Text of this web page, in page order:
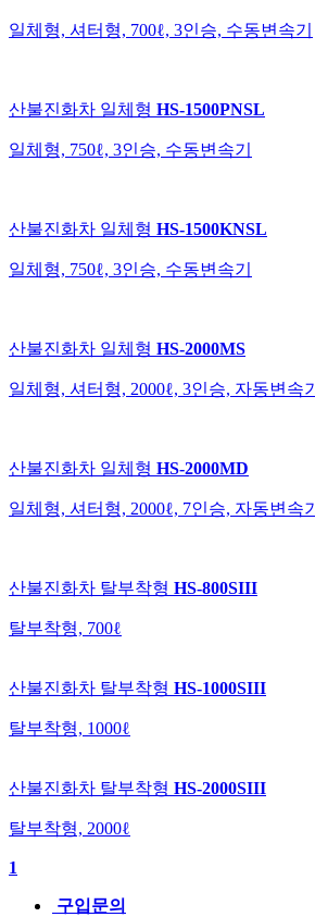
일체형, 셔터형, 700ℓ, 3인승, 수동변속기
산불진화차 일체형 HS-1500PNSL
일체형, 750ℓ, 3인승, 수동변속기
산불진화차 일체형 HS-1500KNSL
일체형, 750ℓ, 3인승, 수동변속기
산불진화차 일체형 HS-2000MS
일체형, 셔터형, 2000ℓ, 3인승, 자동변속기
산불진화차 일체형 HS-2000MD
일체형, 셔터형, 2000ℓ, 7인승, 자동변속기
산불진화차 탈부착형 HS-800SIII
탈부착형, 700ℓ
산불진화차 탈부착형 HS-1000SIII
탈부착형, 1000ℓ
산불진화차 탈부착형 HS-2000SIII
탈부착형, 2000ℓ
1
구입문의